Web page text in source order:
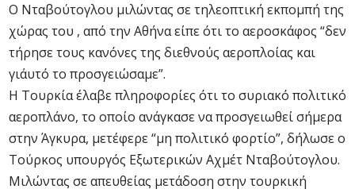
Ο Νταβούτογλου μιλώντας σε τηλεοπτική εκπομπή της
χώρας του , από την Αθήνα είπε ότι το αεροσκάφος “δεν
τήρησε τους κανόνες της διεθνούς αεροπλοίας και
γι΄αυτό το προσγειώσαμε”.
Η Τουρκία έλαβε πληροφορίες ότι το συριακό πολιτικό
αεροπλάνο, το οποίο ανάγκασε να προσγειωθεί σήμερα
στην Άγκυρα, μετέφερε “μη πολιτικό φορτίο”, δήλωσε ο
Τούρκος υπουργός Εξωτερικών Αχμέτ Νταβούτογλου.
Μιλώντας σε απευθείας μετάδοση στην τουρκική